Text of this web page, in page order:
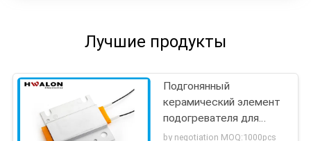
Лучшие продукты
Подгонянный
керамический элемент
подогревателя для
сушильщика руки с
by negotiation MOQ:1000pcs